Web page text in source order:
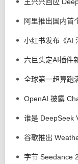
六巨头定AI插件